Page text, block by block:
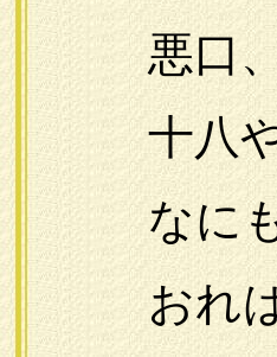
悪口、
十八や十
なにもか
おれは今